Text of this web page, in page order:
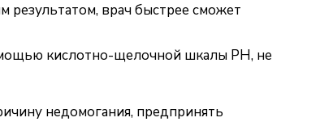
результатом, врач быстрее сможет
кислотно-щелочной шкалы PH, не
недомогания, предпринять